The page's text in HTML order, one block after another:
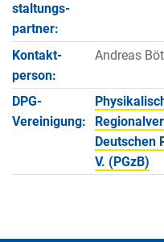
staltungs­
partner:
Kontakt­
person:
Andreas
DPG-
Vereinigung:
Deutschen
V. (PGzB)